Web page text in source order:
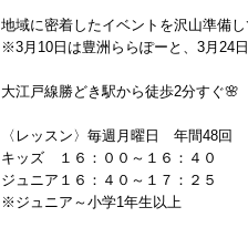
地域に密着したイベントを沢山準備
※3月10日は豊洲ららぽーと、3月24
大江戸線勝どき駅から徒歩2分すぐ🌸
〈レッスン〉毎週月曜日 年間48回
キッズ １６：００～１６：４０
ジュニア１６：４０～１７：２５
※ジュニア～小学1年生以上